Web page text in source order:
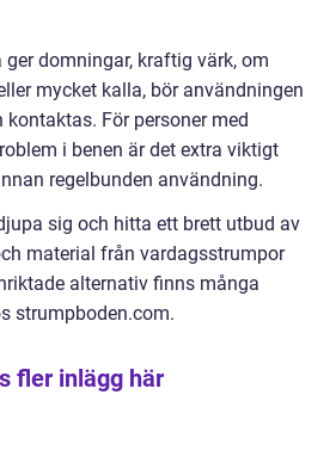
domningar, kraftig värk, om
mycket kalla, bör användningen
För personer med
i benen är det extra viktigt
regelbunden användning.
sig och hitta ett brett utbud av
material från vardagsstrumpor
alternativ finns många
strumpboden.com.
fler inlägg här